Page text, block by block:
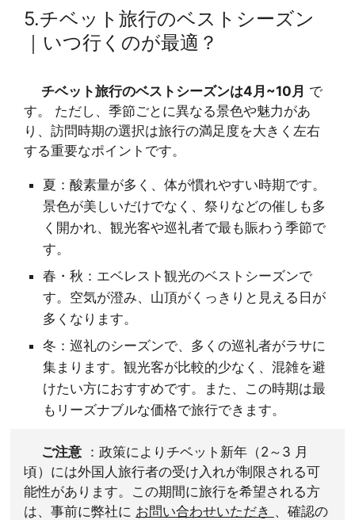
5.チベット旅行のベストシーズン
｜いつ行くのが最適？
チベット旅行のベストシーズンは4月~10月 で
す。 ただし、季節ごとに異なる景色や魅力があ
り、訪問時期の選択は旅行の満足度を大きく左右
する重要なポイントです。
夏：酸素量が多く、体が慣れやすい時期です。
景色が美しいだけでなく、祭りなどの催しも多
く開かれ、観光客や巡礼者で最も賑わう季節で
す。
春・秋：エベレスト観光のベストシーズンで
す。空気が澄み、山頂がくっきりと見える日が
多くなります。
冬：巡礼のシーズンで、多くの巡礼者がラサに
集まります。観光客が比較的少なく、混雑を避
けたい方におすすめです。また、この時期は最
もリーズナブルな価格で旅行できます。
ご注意 ：政策によりチベット新年（2～3 月
頃）には外国人旅行者の受け入れが制限される可
能性があります。この期間に旅行を希望される方
は、事前に弊社に お問い合わせいただき 、確認の